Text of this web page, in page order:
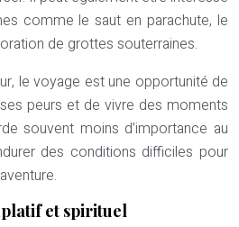
comme le saut en parachute, le
de grottes souterraines.
le voyage est une opportunité de
peurs et de vivre des moments
souvent moins d’importance au
des conditions difficiles pour
et spirituel